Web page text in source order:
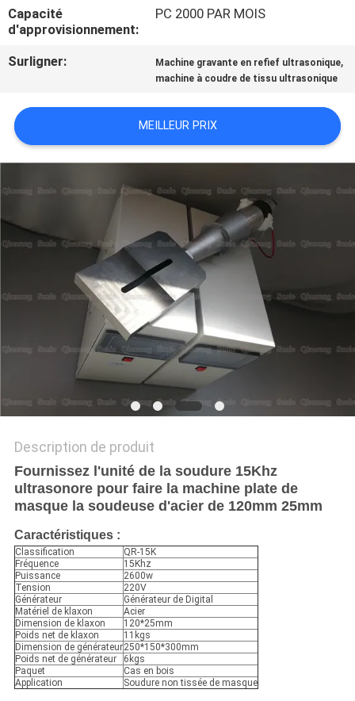
NOUVELLES
AFFAIRES
DEMANDEZ
UN DEVIS
PLAN
SITE
POLITIQUE
CONFIDENTIALITÉ
Capacité
d'approvisionnement:
PC 2000 PAR MOIS
Surligner: Machine gravante en refief ultrasonique,
machine à coudre de tissu ultrasonique
MEILLEUR PRIX
Description de produit
Fournissez l'unité de la soudure 15Khz
ultrasonore pour faire la machine plate de
masque la soudeuse d'acier de 120mm 25mm
Caractéristiques :
Classification
QR-15K
Fréquence
15Khz
Puissance
2600w
Tension
220V
Générateur
Générateur de Digital
Matériel de klaxon
Acier
Dimension de klaxon
120*25mm
Poids net de klaxon
11kgs
Dimension de générateur250*150*300mm
Poids net de générateur
6kgs
Paquet
Cas en bois
Application
Soudure non tissée de masque